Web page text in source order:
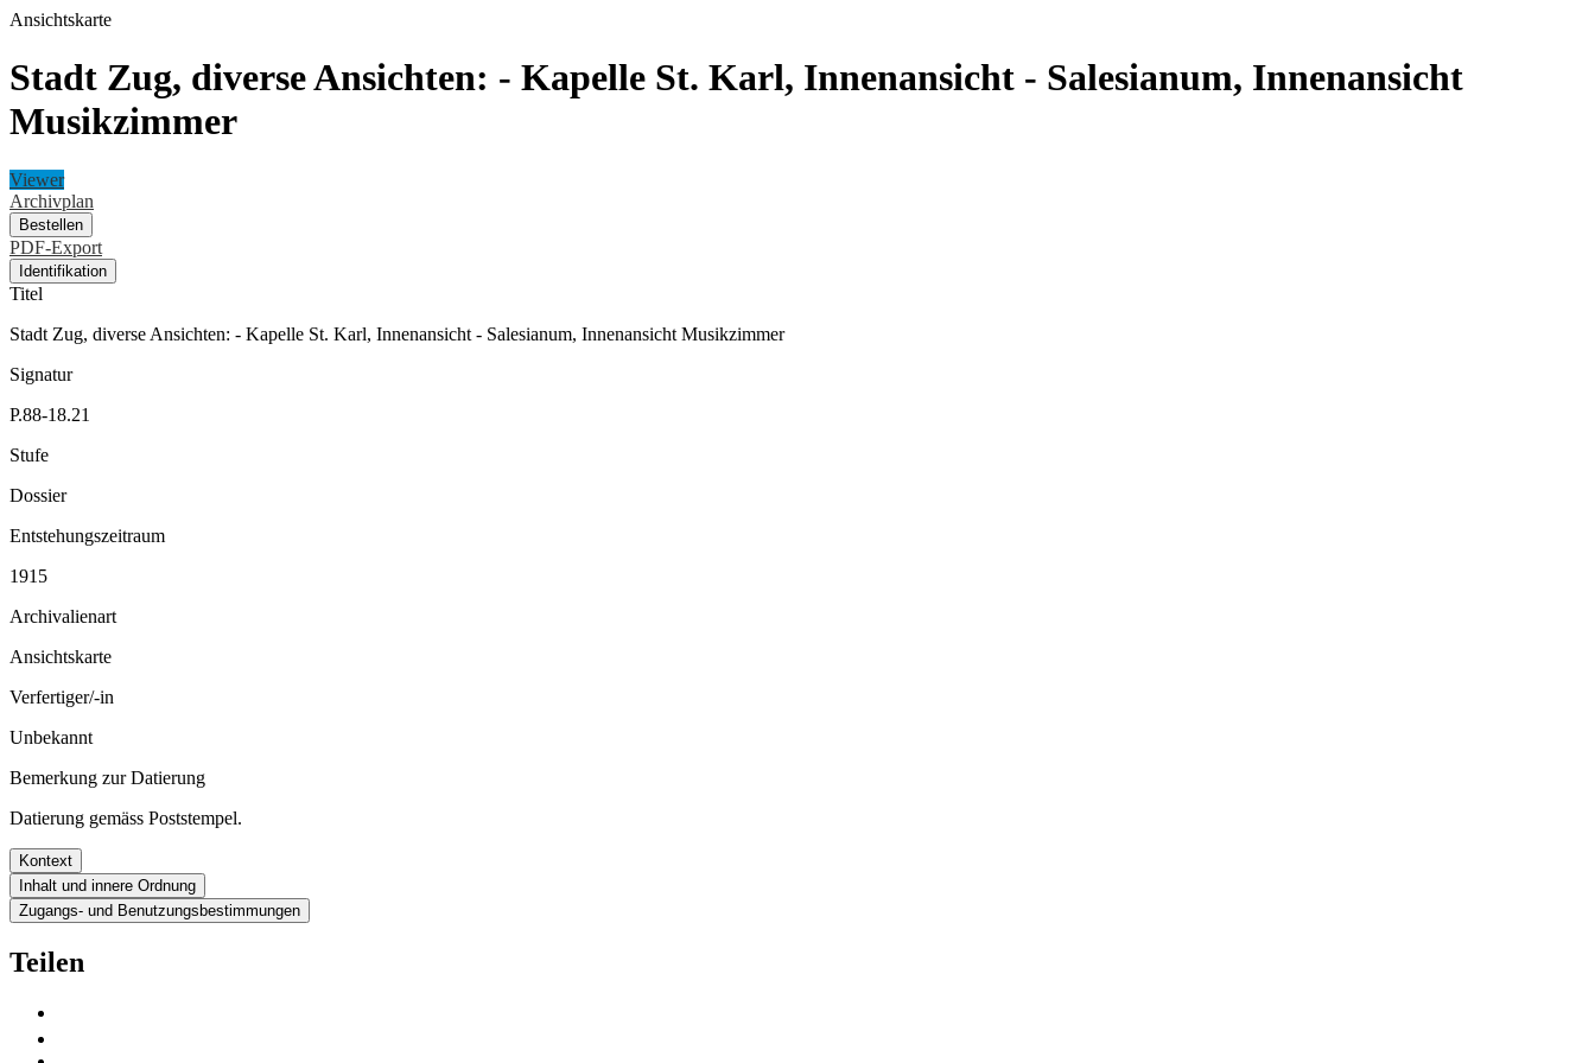
Ansichtskarte
Stadt Zug, diverse Ansichten: - Kapelle St. Karl, Innenansicht - Salesianum, Innenansicht
Musikzimmer
Viewer
Archivplan
Bestellen
PDF-Export
Identifikation
Titel
Stadt Zug, diverse Ansichten: - Kapelle St. Karl, Innenansicht - Salesianum, Innenansicht Musikzimmer
Signatur
P.88-18.21
Stufe
Dossier
Entstehungszeitraum
1915
Archivalienart
Ansichtskarte
Verfertiger/-in
Unbekannt
Bemerkung zur Datierung
Datierung gemäss Poststempel.
Kontext
Inhalt und innere Ordnung
Zugangs- und Benutzungsbestimmungen
Teilen